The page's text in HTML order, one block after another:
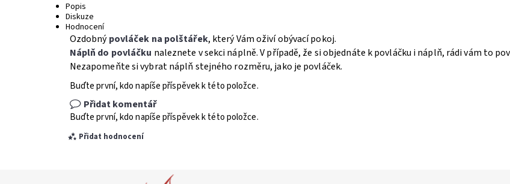
Popis
Diskuze
Hodnocení
Ozdobnýpovláček na polštářek, který Vám oživí obývací pokoj.
Náplň do povláčku naleznete v sekci náplně. V případě, že si objednáte k povláčku i náplň, rádi vám to
Nezapomeňte si vybrat náplň stejného rozměru, jako je povláček.
Buďte první, kdo napíše příspěvek k této položce.
Přidat komentář
Buďte první, kdo napíše příspěvek k této položce.
Přidat hodnocení